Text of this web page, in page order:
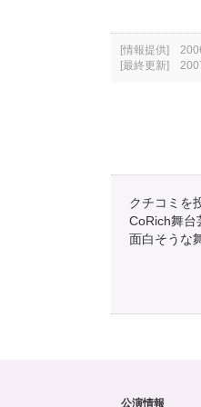
[情報提供]
[最終更新]
クチコミを
CoRich舞台
面白そうな
公演情報